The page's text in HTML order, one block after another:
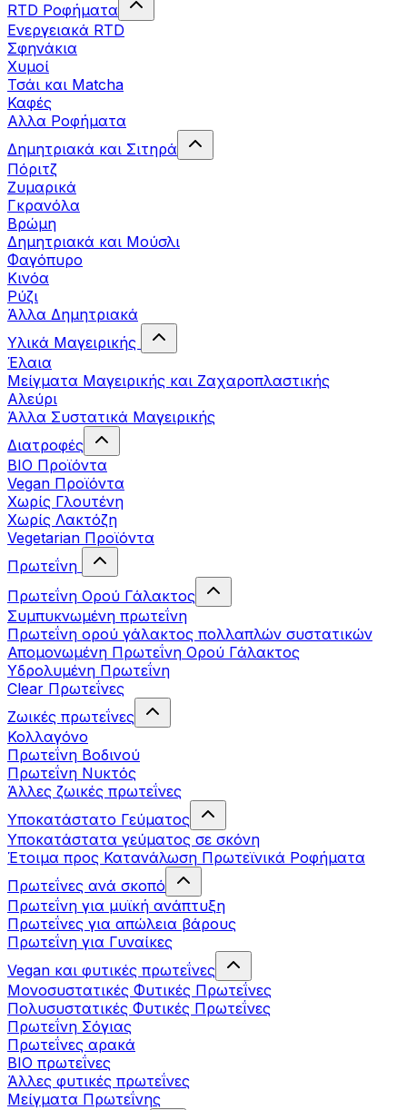
RTD Ροφήματα
Ενεργειακά RTD
Σφηνάκια
Χυμοί
Τσάι και Matcha
Καφές
Αλλα Ροφήματα
Δημητριακά και Σιτηρά
Πόριτζ
Ζυμαρικά
Γκρανόλα
Βρώμη
Δημητριακά και Μούσλι
Φαγόπυρο
Κινόα
Ρύζι
Άλλα Δημητριακά
Υλικά Μαγειρικής
Έλαια
Μείγματα Μαγειρικής και Ζαχαροπλαστικής
Αλεύρι
Άλλα Συστατικά Μαγειρικής
Διατροφές
BIO Προϊόντα
Vegan Προϊόντα
Χωρίς Γλουτένη
Χωρίς Λακτόζη
Vegetarian Προϊόντα
Πρωτεΐνη
Πρωτεΐνη Ορού Γάλακτος
Συμπυκνωμένη πρωτεΐνη
Πρωτεΐνη ορού γάλακτος πολλαπλών συστατικών
Απομονωμένη Πρωτεΐνη Ορού Γάλακτος
Υδρολυμένη Πρωτεΐνη
Clear Πρωτεΐνες
Ζωικές πρωτεΐνες
Κολλαγόνο
Πρωτεΐνη Βοδινού
Πρωτεΐνη Νυκτός
Άλλες ζωικές πρωτεΐνες
Υποκατάστατο Γεύματος
Υποκατάστατα γεύματος σε σκόνη
Έτοιμα προς Κατανάλωση Πρωτεϊνικά Ροφήματα
Πρωτεΐνες ανά σκοπό
Πρωτεΐνη για μυϊκή ανάπτυξη
Πρωτεΐνες για απώλεια βάρους
Πρωτεΐνη για Γυναίκες
Vegan και φυτικές πρωτεΐνες
Μονοσυστατικές Φυτικές Πρωτεΐνες
Πολυσυστατικές Φυτικές Πρωτεΐνες
Πρωτεΐνη Σόγιας
Πρωτεΐνες αρακά
ΒIO πρωτεΐνες
Άλλες φυτικές πρωτεΐνες
Μείγματα Πρωτεΐνης